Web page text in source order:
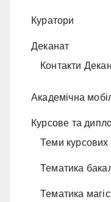
Куратори
Деканат
Контакти
Академічна
Курсове та
Теми курсових
Тематика
Тематика